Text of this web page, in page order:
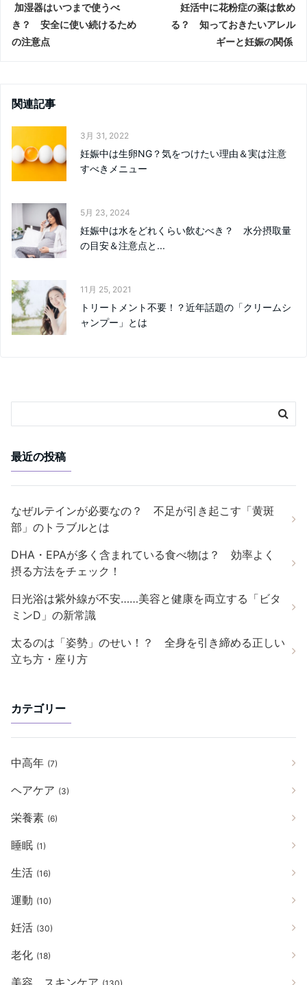
加湿器はいつまで使うべ
き？ 安全に使い続けるため
の注意点
妊活中に花粉症の薬は飲め
る？ 知っておきたいアレル
ギーと妊娠の関係
関連記事
3月 31, 2022
妊娠中は生卵NG？気をつけたい理由＆実は注意
すべきメニュー
5月 23, 2024
妊娠中は水をどれくらい飲むべき？ 水分摂取量
の目安＆注意点と...
11月 25, 2021
トリートメント不要！？近年話題の「クリームシ
ャンプー」とは
最近の投稿
なぜルテインが必要なの？ 不足が引き起こす「黄斑
部」のトラブルとは
DHA・EPAが多く含まれている食べ物は？ 効率よく
摂る方法をチェック！
日光浴は紫外線が不安……美容と健康を両立する「ビタ
ミンD」の新常識
太るのは「姿勢」のせい！？ 全身を引き締める正しい
立ち方・座り方
カテゴリー
中高年 (7)
ヘアケア (3)
栄養素 (6)
睡眠 (1)
生活 (16)
運動 (10)
妊活 (30)
老化 (18)
美容、スキンケア